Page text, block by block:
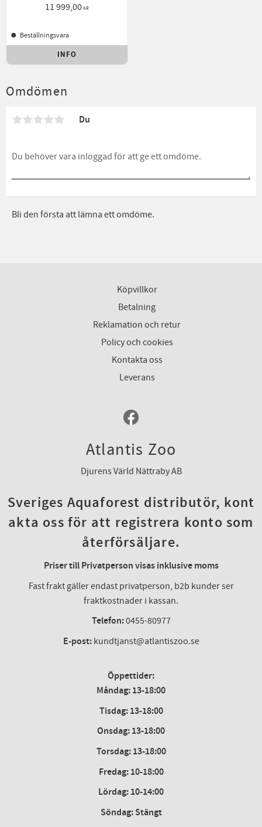
Omdömen
Du
Bli den första att lämna ett omdöme.
11 999,00KR
Beställningsvara
INFO
Köpvillkor
Betalning
Reklamation och retur
Policy och cookies
Kontakta oss
Leverans
Atlantis Zoo
Djurens Värld Nättraby AB
Sveriges Aquaforest distributör, kont
akta oss för att registrera konto som
återförsäljare.
Priser till Privatperson visas inklusive moms
Fast frakt gäller endast privatperson, b2b kunder ser
fraktkostnader i kassan.
Telefon:0455-80977
E-post:kundtjanst@atlantiszoo.se
Öppettider:
Måndag: 13-18:00
Tisdag: 13-18:00
Onsdag:13-18:00
Torsdag:13-18:00
Fredag:10-18:00
Lördag: 10-14:00
Söndag: Stängt